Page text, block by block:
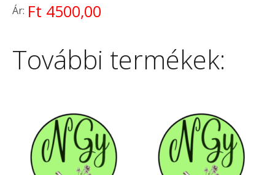
Ár: Ft 4500,00
További termékek: